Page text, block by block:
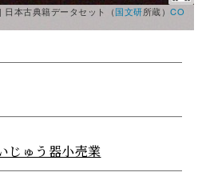
| 日本古典籍データセット（国文研所蔵） CO
じゅう器小売業